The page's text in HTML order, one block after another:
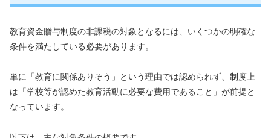
教育資金贈与制度の非課税の対象となるには、いくつかの明確な
条件を満たしている必要があります。
単に「教育に関係ありそう」という理由では認められず、制度上
は「学校等が認めた教育活動に必要な費用であること」が前提と
なっています。